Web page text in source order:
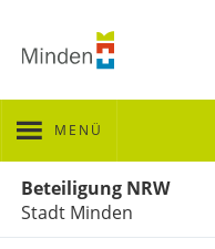
MENÜ
Beteiligung NRW
Stadt Minden